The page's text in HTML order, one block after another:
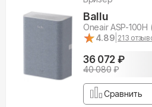
Ballu
Oneair ASP-
★
★4.89 213
36 072 ₽
40 080₽
Сравнить